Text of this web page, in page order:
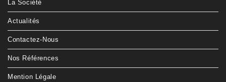
La Société
Actualités
Contactez-Nous
Nos Références
Mention Légale